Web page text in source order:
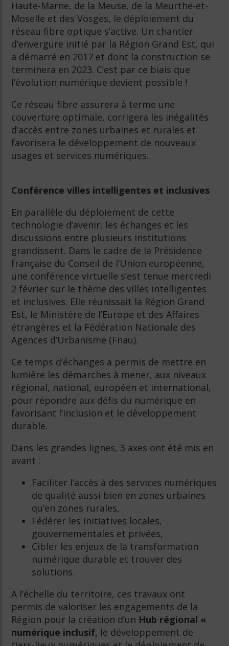
Haute-Marne, de la Meuse, de la Meurthe-et-
Moselle et des Vosges, le déploiement du
réseau fibre optique s’active. Un chantier
d’envergure initié par la Région Grand Est, qui
a démarré en 2017 et dont la construction se
terminera en 2023. C’est par ce biais que
l’évolution numérique devient possible !
Ce réseau fibre assurera à terme une
couverture optimale, corrigera les inégalités
d’accès entre zones urbaines et rurales et
favorisera le développement de nouveaux
usages et services numériques.
Conférence villes intelligentes et inclusives
En parallèle du déploiement de cette
technologie d’avenir, les échanges et les
discussions entre plusieurs institutions
grandissent. Dans le cadre de la Présidence
française du Conseil de l’Union européenne,
une conférence virtuelle s’est tenue mercredi
2 février sur le thème des villes intelligentes
et inclusives. Elle réunissait la Région Grand
Est, le Ministère de l’Europe et des Affaires
étrangères et la Fédération Nationale des
Agences d’Urbanisme (Fnau).
Ce temps d’échanges a permis de mettre en
lumière les démarches à mener, aux niveaux
régional, national, européen et international,
pour répondre aux défis du numérique en
favorisant l’inclusion et le développement
durable.
Dans les grandes lignes, 3 axes ont été mis en
avant :
Faciliter l’accès à des services numériques
de qualité aussi bien en zones urbaines
qu’en zones rurales,
Fédérer les initiatives locales,
gouvernementales et privées,
Cibler les enjeux de la transformation
numérique durable et trouver des
solutions.
A l’échelle du territoire, ces travaux ont
permis de valoriser les engagements de la
Région pour la création d’un Hub régional «
numérique inclusif, le développement de